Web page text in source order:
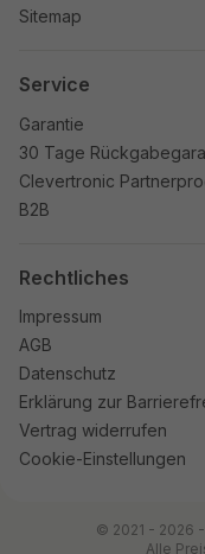
Sitemap
Service
Garantie
30 Tage
Clevertronic
B2B
Rechtliches
Impressum
AGB
Datenschutz
Erklärung zur
Vertrag widerrufen
Cookie-Einstellungen
© 2021 - 2026
Alle